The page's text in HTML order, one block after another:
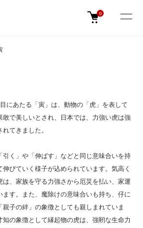
0
にあたる「寅」は、動物の「虎」を表して
敢で美しいとされ、日本では、力強い虎は強
てきました。
引く」や「伸ばす」などと同じ意味合いを持
びていく様子が込められています。気高く
は、家族を守る力強さから厄災を払い、家運
ます。また、魔除けの意味合いも持ち、仔に
子の絆」の象徴としても親しまれていま
の象徴として縁起物の虎は、強靭な生命力